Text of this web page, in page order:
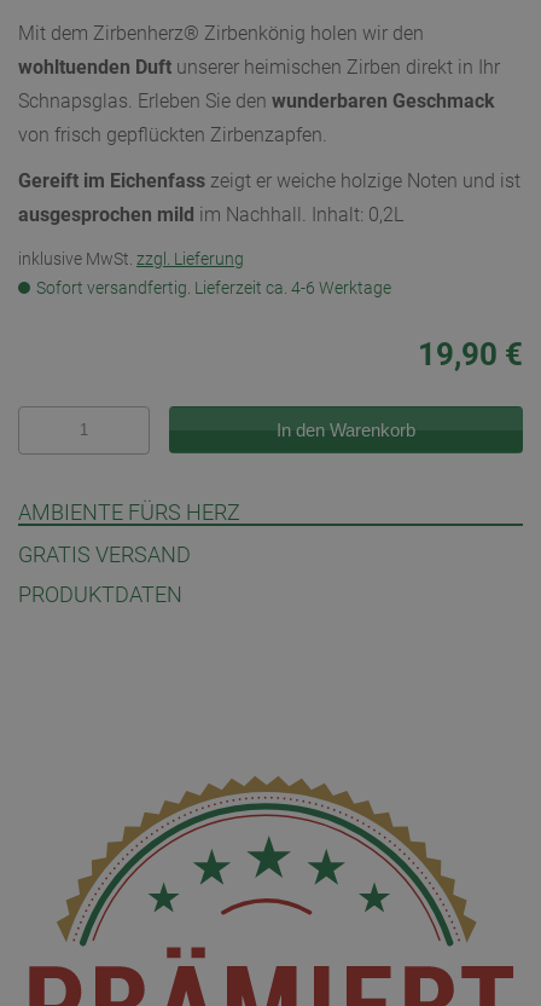
Mit dem Zirbenherz® Zirbenkönig holen wir den
wohltuenden Duft unserer heimischen Zirben direkt in Ihr
Schnapsglas. Erleben Sie den wunderbaren Geschmack
von frisch gepflückten Zirbenzapfen.
Gereift im Eichenfass zeigt er weiche holzige Noten und ist
ausgesprochen mild im Nachhall. Inhalt: 0,2L
inklusive MwSt. zzgl. Lieferung
Sofort versandfertig. Lieferzeit ca. 4-6 Werktage
19,90 €
AMBIENTE FÜRS HERZ
GRATIS VERSAND
PRODUKTDATEN